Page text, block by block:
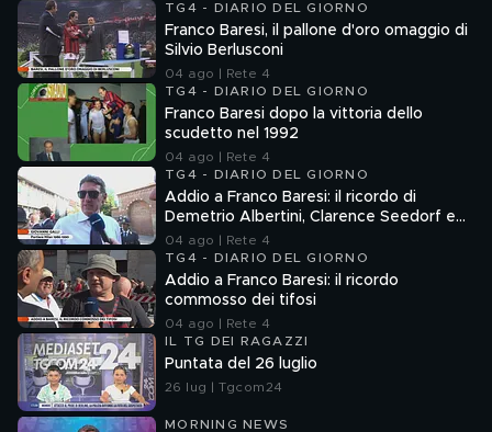
TG4 - DIARIO DEL GIORNO
Franco Baresi, il pallone d'oro omaggio di
Silvio Berlusconi
04 ago | Rete 4
TG4 - DIARIO DEL GIORNO
Franco Baresi dopo la vittoria dello
scudetto nel 1992
04 ago | Rete 4
TG4 - DIARIO DEL GIORNO
Addio a Franco Baresi: il ricordo di
Demetrio Albertini, Clarence Seedorf e
Giovanni Galli
04 ago | Rete 4
TG4 - DIARIO DEL GIORNO
Addio a Franco Baresi: il ricordo
commosso dei tifosi
04 ago | Rete 4
IL TG DEI RAGAZZI
Puntata del 26 luglio
26 lug | Tgcom24
MORNING NEWS